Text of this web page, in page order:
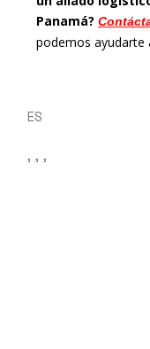
Panamá?
podemos ayudarte
ES